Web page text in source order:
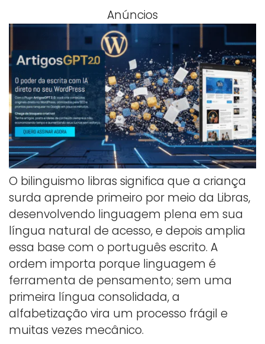
Anúncios
O bilinguismo libras significa que a criança
surda aprende primeiro por meio da Libras,
desenvolvendo linguagem plena em sua
língua natural de acesso, e depois amplia
essa base com o português escrito. A
ordem importa porque linguagem é
ferramenta de pensamento; sem uma
primeira língua consolidada, a
alfabetização vira um processo frágil e
muitas vezes mecânico.